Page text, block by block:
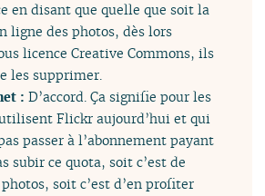
en disant que quelle que soit la
ligne des photos, dès lors
licence Creative Commons, ils
les supprimer.
:D’accord. Ça signifie pour les
Flickr aujourd’hui et qui
passer à l’abonnement payant
subir ce quota, soit c’est de
soit c’est d’en profiter